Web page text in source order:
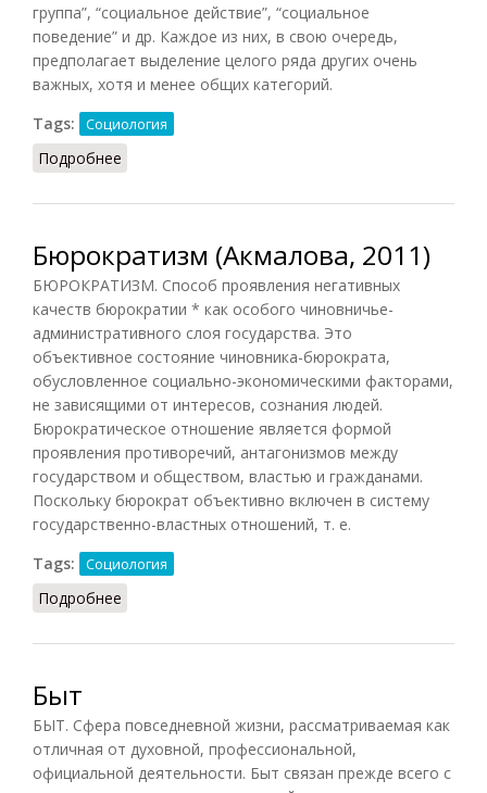
группа”, “социальное действие”, “социальное
поведение” и др. Каждое из них, в свою очередь,
предполагает выделение целого ряда других очень
важных, хотя и менее общих категорий.
Tags:
Социология
Подробнее
Бюрократизм (Акмалова, 2011)
БЮРОКРАТИЗМ. Способ проявления негативных
качеств бюрократии * как особого чиновничье-
административного слоя государства. Это
объективное состояние чиновника-бюрократа,
обусловленное социально-экономическими факторами,
не зависящими от интересов, сознания людей.
Бюрократическое отношение является формой
проявления противоречий, антагонизмов между
государством и обществом, властью и гражданами.
Поскольку бюрократ объективно включен в систему
государственно-властных отношений, т. е.
Tags:
Социология
Подробнее
Быт
БЫТ. Сфера повседневной жизни, рассматриваемая как
отличная от духовной, профессиональной,
официальной деятельности. Быт связан прежде всего с